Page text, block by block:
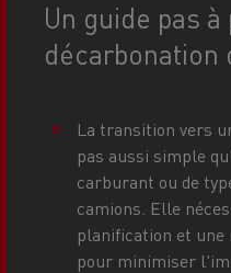
Un guide pas
décarbonation
La transition vers
pas aussi simple
carburant ou de
camions. Elle
planification et une
pour minimiser